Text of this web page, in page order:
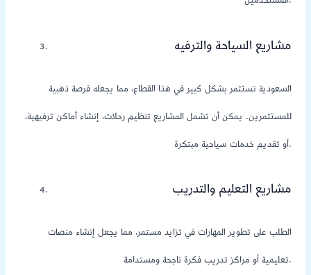
مشاريع السياحة والترفيه
السعودية تستثمر بشكل كبير في هذا القطاع، مما يجعله فرصة ذهبية
للمستثمرين. يمكن أن تشمل المشاريع تنظيم رحلات، إنشاء أماكن ترفيهية،
أو تقديم خدمات سياحية مبتكرة.
مشاريع التعليم والتدريب
الطلب على تطوير المهارات في تزايد مستمر، مما يجعل إنشاء منصات
تعليمية أو مراكز تدريب فكرة ناجحة ومستدامة.